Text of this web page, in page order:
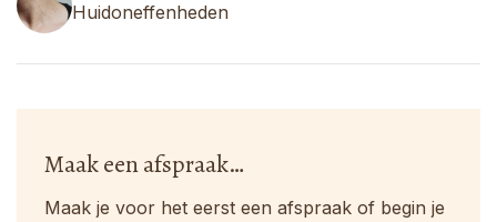
Huidoneffenheden
Maak een afspraak…
Maak je voor het eerst een afspraak of begin je